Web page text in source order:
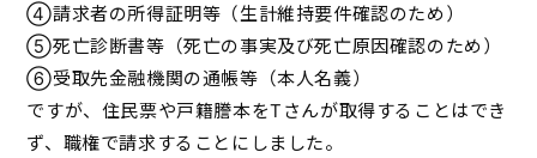
④請求者の所得証明等（生計維持要件確認のため）
⑤死亡診断書等（死亡の事実及び死亡原因確認のため）
⑥受取先金融機関の通帳等（本人名義）
ですが、住民票や戸籍謄本をTさんが取得することはでき
ず、職権で請求することにしました。